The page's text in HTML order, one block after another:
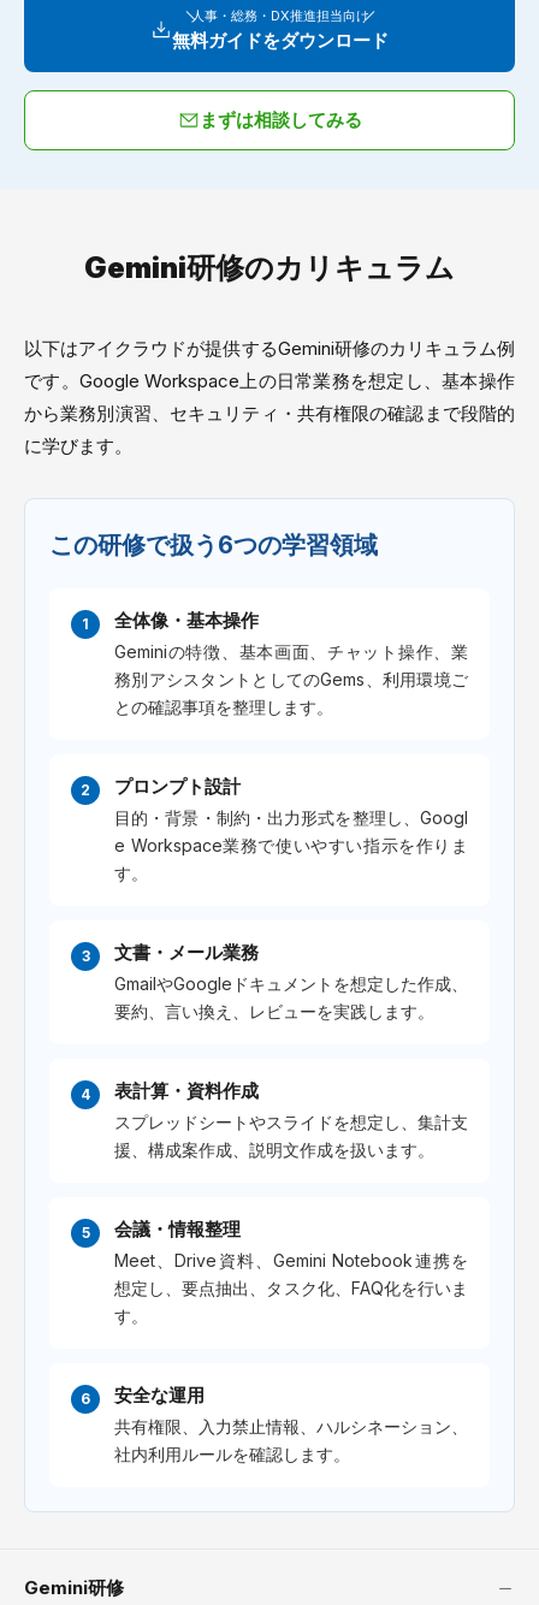
人事・総務・DX推進担当向け
無料ガイドをダウンロード
まずは相談してみる
Gemini研修のカリキュラム
以下はアイクラウドが提供するGemini研修のカリキュラム例
です。Google Workspace上の日常業務を想定し、基本操作
から業務別演習、セキュリティ・共有権限の確認まで段階的
に学びます。
この研修で扱う6つの学習領域
全体像・基本操作
Geminiの特徴、基本画面、チャット操作、業
務別アシスタントとしてのGems、利用環境ご
との確認事項を整理します。
プロンプト設計
目的・背景・制約・出力形式を整理し、Googl
e Workspace業務で使いやすい指示を作りま
す。
文書・メール業務
GmailやGoogleドキュメントを想定した作成、
要約、言い換え、レビューを実践します。
表計算・資料作成
スプレッドシートやスライドを想定し、集計支
援、構成案作成、説明文作成を扱います。
会議・情報整理
Meet、Drive資料、Gemini Notebook連携を
想定し、要点抽出、タスク化、FAQ化を行いま
す。
安全な運用
共有権限、入力禁止情報、ハルシネーション、
社内利用ルールを確認します。
Gemini研修